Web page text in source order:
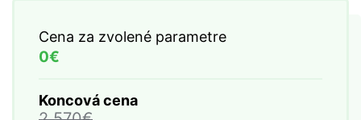
Cena za zvolené parametre
0€
Koncová cena